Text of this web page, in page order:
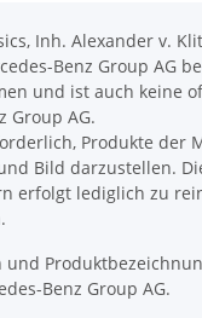
Inh. Alexander v.
Benz Group AG
und ist auch keine
Group AG.
Produkte der
Bild darzustellen.
erfolgt lediglich zu
und
Benz Group AG.